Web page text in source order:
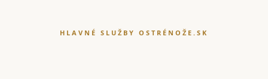
HLAVNÉ SLUŽBY OSTRÉNOŽE.SK